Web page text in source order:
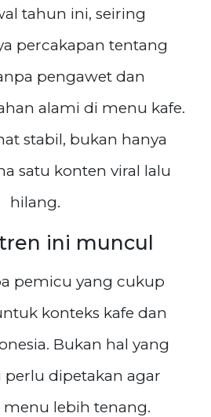
tahun ini, seiring
percakapan tentang
pengawet dan
alami di menu kafe.
stabil, bukan hanya
satu konten viral lalu
hilang.
ini muncul
pemicu yang cukup
konteks kafe dan
Bukan hal yang
dipetakan agar
menu lebih tenang.